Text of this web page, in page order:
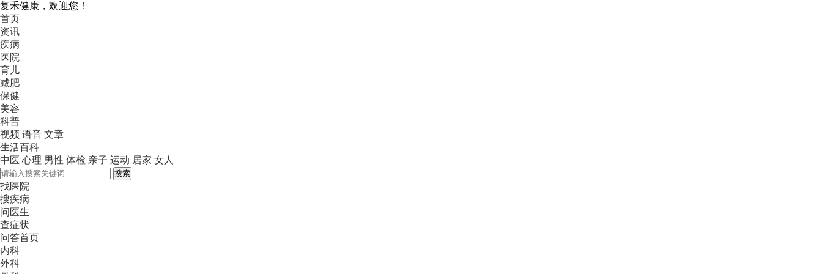
复禾健康，欢迎您！
首页
资讯
疾病
医院
育儿
减肥
保健
美容
科普
视频 语音 文章
生活百科
中医 心理 男性 体检 亲子 运动 居家 女人
搜索
找医院
搜疾病
问医生
查症状
问答首页
内科
外科